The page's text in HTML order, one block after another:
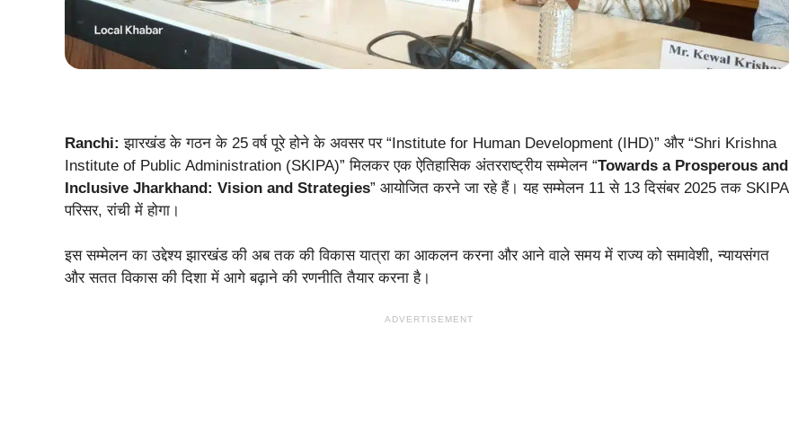
Ranchi: झारखंड के गठन के 25 वर्ष पूरे होने के अवसर पर “Institute for Human Development (IHD)” और “Shri Krishna
Institute of Public Administration (SKIPA)” मिलकर एक ऐतिहासिक अंतरराष्ट्रीय सम्मेलन “Towards a Prosperous and
Inclusive Jharkhand: Vision and Strategies” आयोजित करने जा रहे हैं। यह सम्मेलन 11 से 13 दिसंबर 2025 तक SKIPA
परिसर, रांची में होगा।
इस सम्मेलन का उद्देश्य झारखंड की अब तक की विकास यात्रा का आकलन करना और आने वाले समय में राज्य को समावेशी, न्यायसंगत
और सतत विकास की दिशा में आगे बढ़ाने की रणनीति तैयार करना है।
ADVERTISEMENT